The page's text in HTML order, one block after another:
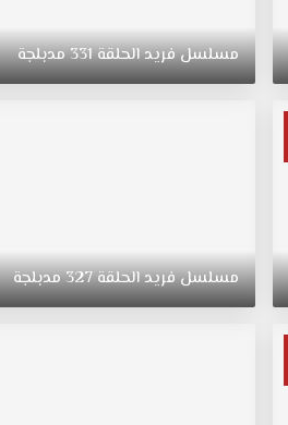
مسلسلفريدالحلقة331مدبلجة
مسلسلفريدالحلقة327مدبلجة